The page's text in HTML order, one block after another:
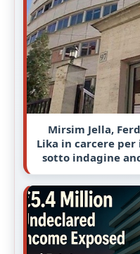
Mirsim Jella,
Lika in carcere per
sotto indagine